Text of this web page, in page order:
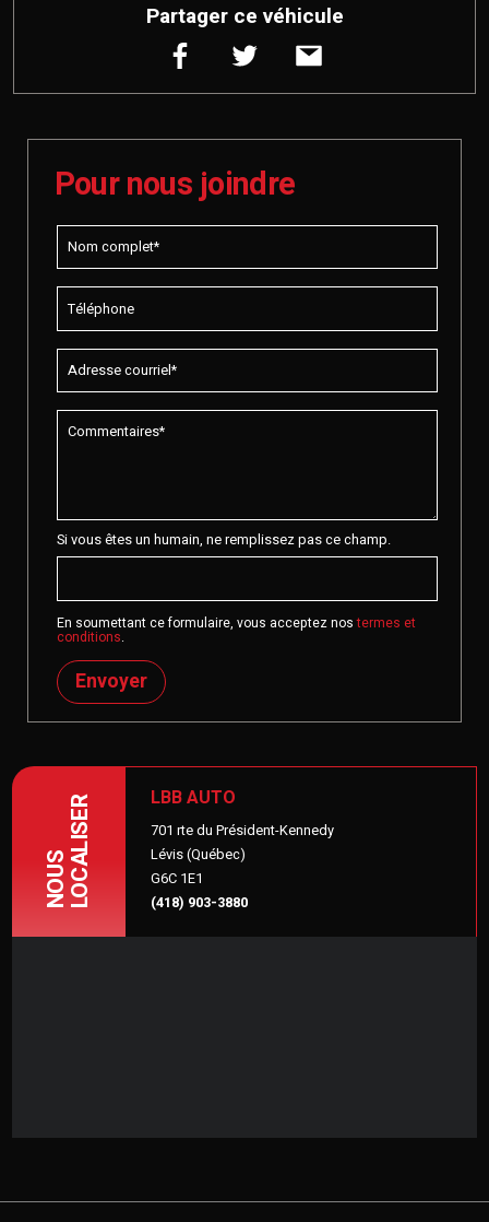
Partager ce véhicule
Pour nous joindre
Si vous êtes un humain, ne remplissez pas ce champ.
En soumettant ce formulaire, vous acceptez nostermes et
conditions.
Envoyer
NOUSLOCALISER LBB AUTO
701 rte du Président-Kennedy
Lévis (Québec)
G6C 1E1
(418) 903-3880